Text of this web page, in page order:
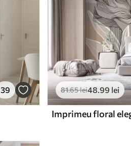
39 81.65lei48 .99 lei